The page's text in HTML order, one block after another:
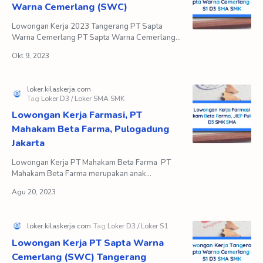
Warna Cemerlang (SWC)
Lowongan Kerja 2023 Tangerang PT Sapta
Warna Cemerlang PT Sapta Warna Cemerlang
bidang kemasan fleksibel …
Lowongan Kerja Farmasi, PT
Mahakam Beta Farma, Pulogadung
Jakarta
Lowongan Kerja PT Mahakam Beta Farma PT
Mahakam Beta Farma merupakan anak
tahun 1980, bergerak di bidan…
Lowongan Kerja PT Sapta Warna
Cemerlang (SWC) Tangerang